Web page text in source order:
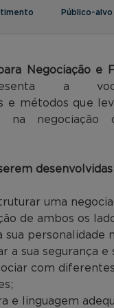
Público-alvo
para Negociação e
a
e métodos que
negociação
uma
de ambos os
sua personalidade
a sua segurança e
com diferentes
e linguagem